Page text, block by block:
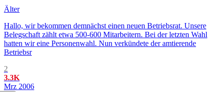
Älter
Hallo, wir bekommen demnächst einen neuen Betriebsrat. Unsere
Belegschaft zählt etwa 500-600 Mitarbeitern. Bei der letzten Wahl
hatten wir eine Personenwahl. Nun verkündete der amtierende
Betriebsr
2
3.3K
Mrz 2006